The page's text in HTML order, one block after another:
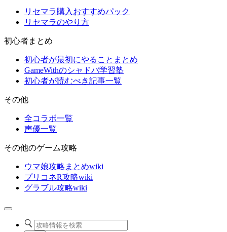
リセマラ購入おすすめパック
リセマラのやり方
初心者まとめ
初心者が最初にやることまとめ
GameWithのシャドバ学習塾
初心者が読むべき記事一覧
その他
全コラボ一覧
声優一覧
その他のゲーム攻略
ウマ娘攻略まとめwiki
プリコネR攻略wiki
グラブル攻略wiki